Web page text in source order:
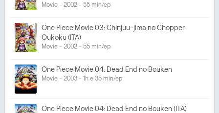
Movie - 2002 - 55 min/ep
One Piece Movie 03: Chinjuu-jima no Chopper
Oukoku (ITA)
Movie - 2002 - 55 min/ep
One Piece Movie 04: Dead End no Bouken
Movie - 2003 - 1h e 35 min/ep
One Piece Movie 04: Dead End no Bouken (ITA)